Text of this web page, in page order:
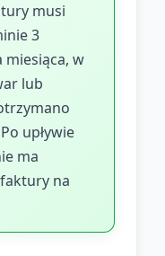
musi
3
miesiąca, w
lub
upływie
ma
na